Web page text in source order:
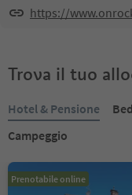
https://
Trova il tuo
Hotel & Pensione
Campeggio
Prenotabile online